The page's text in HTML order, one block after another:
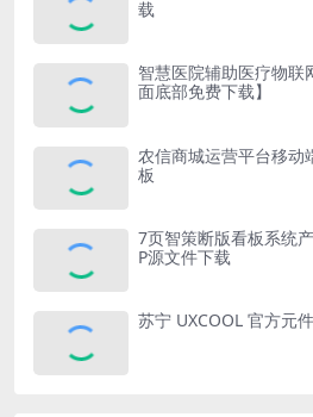
载
智慧医院辅助医疗物联
面底部免费下载】
农信商城运营平台移
板
7页智策断版看板系统
P源文件下载
苏宁 UXCOOL 官方元